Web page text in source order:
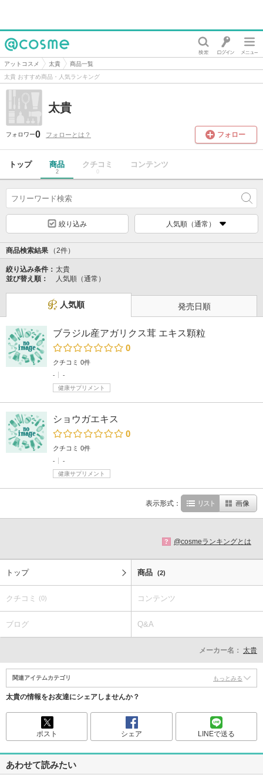
@cosme
アットコスメ 太貴
商品一覧
太貴 おすすめ商品・人気ランキング
太貴
フォロワー0 フォローとは？ フォロー
トップ 商品
2
クチコミ
0
コンテンツ
絞り込み 人気順（通常）
商品検索結果 （2件）
絞り込み条件： 太貴
並び替え順：
人気順（通常）
人気順 発売日順
ブラジル産アガリクス茸 エキス顆粒
0
クチコミ 0件
-
-
健康サプリメント
ショウガエキス
0
クチコミ 0件
-
-
健康サプリメント
表示形式： リスト 画像
? @cosmeランキングとは
トップ 商品 (2)
クチコミ (0) コンテンツ
ブログ Q&A
メーカー名： 太貴
関連アイテムカテゴリ もっとみる
太貴の情報をお友達にシェアしませんか？
ポスト シェア LINEで送る
あわせて読みたい